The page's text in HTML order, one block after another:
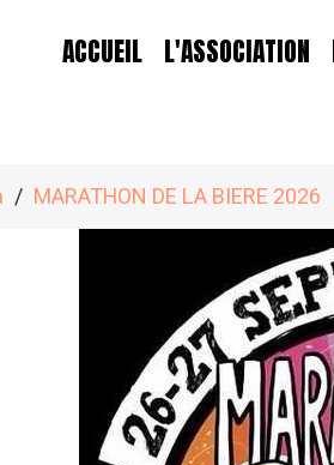
ACCUEIL L'ASSOCIATION
MARATHON DE LA BIERE 2026